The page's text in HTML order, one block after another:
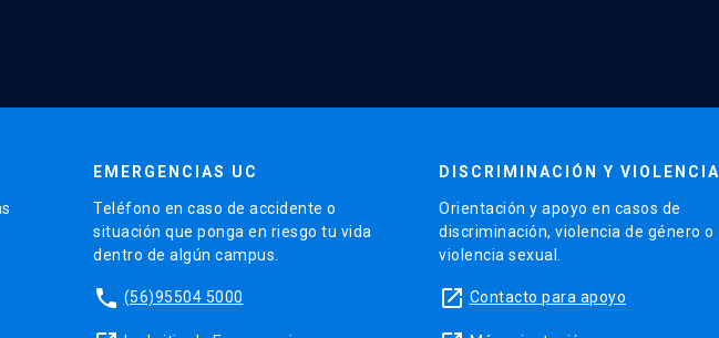
EMERGENCIAS UC
Teléfono en caso de accidente o
situación que ponga en riesgo tu vida
dentro de algún campus.
phone (56)95504 5000
DISCRIMINACIÓN Y VIOLENCIA
Orientación y apoyo en casos de
discriminación, violencia de género o
violencia sexual.
launch Contacto para apoyo